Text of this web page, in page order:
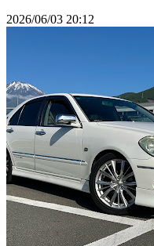
2026/06/03 20:12